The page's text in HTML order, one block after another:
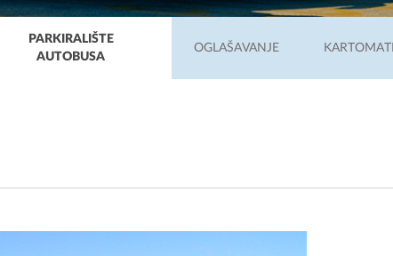
PARKIRALIŠTE
AUTOBUSA
OGLAŠAVANJE KARTOMATI